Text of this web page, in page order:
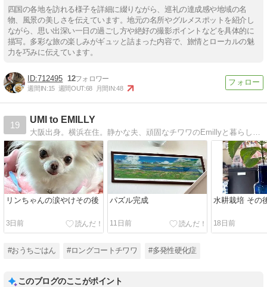
四国の各地を訪れる様子を詳細に綴りながら、巡礼の達成感や地域の名
物、風景の美しさを伝えています。地元の名所やグルメスポットを紹介し
ながら、思い出深い一日の過ごし方や絶好の撮影ポイントなどを具体的に
描写。多彩な旅の楽しみがギュッと詰まった内容で、旅情とローカルの魅
力を巧みに伝えています。
712495 12
週間IN:15 週間OUT:68 月間IN:48
19
UMI to EMILLY
リンちゃんの涙やけその後
3日前
パズル完成
11日前
水耕栽培 その
18日前
#おうちごはん #ロングコートチワワ #多発性硬化症
このブログのここがポイント